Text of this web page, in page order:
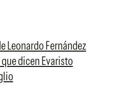
Leonardo Fernández
dicen Evaristo